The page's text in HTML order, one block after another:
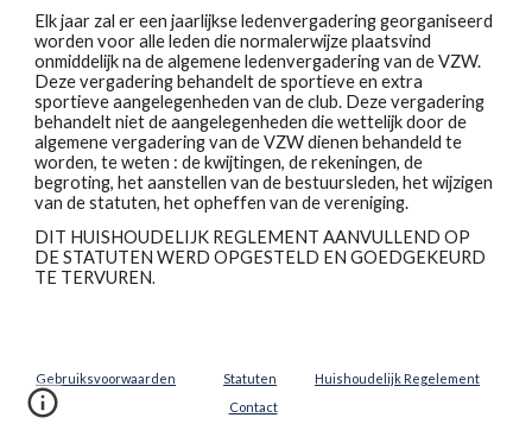
Elk jaar zal er een jaarlijkse ledenvergadering georganiseerd
worden voor alle leden die normalerwijze plaatsvind
onmiddelijk na de algemene ledenvergadering van de VZW.
Deze vergadering behandelt de sportieve en extra
sportieve aangelegenheden van de club. Deze vergadering
behandelt niet de aangelegenheden die wettelijk door de
algemene vergadering van de VZW dienen behandeld te
worden, te weten : de kwijtingen, de rekeningen, de
begroting, het aanstellen van de bestuursleden, het wijzigen
van de statuten, het opheffen van de vereniging.
DIT HUISHOUDELIJK REGLEMENT AANVULLEND OP
DE STATUTEN WERD OPGESTELD EN GOEDGEKEURD
TE TERVUREN.
Gebruiksvoorwaarden Statuten
Huishoudelijk Regelement
Contact